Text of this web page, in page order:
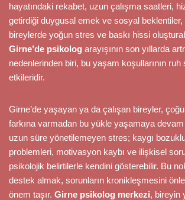
hayatındaki rekabet, uzun çalışma saatleri,
getirdiği duygusal emek ve sosyal
bireylerde yoğun stres ve baskı hissi
Girne’de psikolog arayışının son yıllarda
nedenlerinden biri, bu yaşam koşullarının ruh
etkileridir.
Girne’de yaşayan ya da çalışan bireyler,
farkına varmadan bu yükle yaşamaya
uzun süre yönetilemeyen stres; kaygı
problemleri, motivasyon kaybı ve ilişkisel
psikolojik belirtilerle kendini gösterebilir. Bu
destek almak, sorunların kronikleşmesini
önem taşır. Girne psikolog merkezi, bireyin